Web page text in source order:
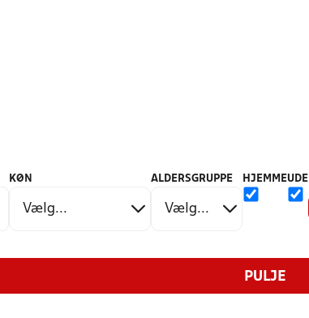
KØN ALDERSGRUPPE HJEMMEUDE
PULJE